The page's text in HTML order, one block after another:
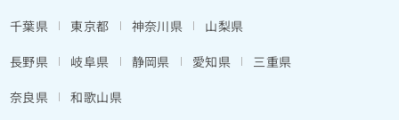
千葉県
東京都 神奈川県
山梨県
長野県
岐阜県 静岡県 愛知県
三重県
奈良県
和歌山県